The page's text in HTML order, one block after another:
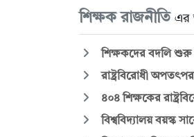
শিক্ষক রাজনীতি এর
শিক্ষকদের বদলি শুরু
রাষ্ট্রবিরোধী
৪০৪ শিক্ষকের
বিশ্ববিদ্যালয় বয়স্ক